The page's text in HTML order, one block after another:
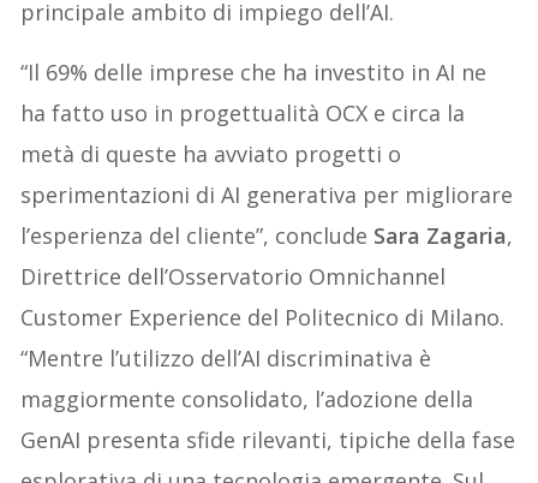
principale ambito di impiego dell’AI.
“Il 69% delle imprese che ha investito in AI ne
ha fatto uso in progettualità OCX e circa la
metà di queste ha avviato progetti o
sperimentazioni di AI generativa per migliorare
l’esperienza del cliente”, conclude Sara Zagaria,
Direttrice dell’Osservatorio Omnichannel
Customer Experience del Politecnico di Milano.
“Mentre l’utilizzo dell’AI discriminativa è
maggiormente consolidato, l’adozione della
GenAI presenta sfide rilevanti, tipiche della fase